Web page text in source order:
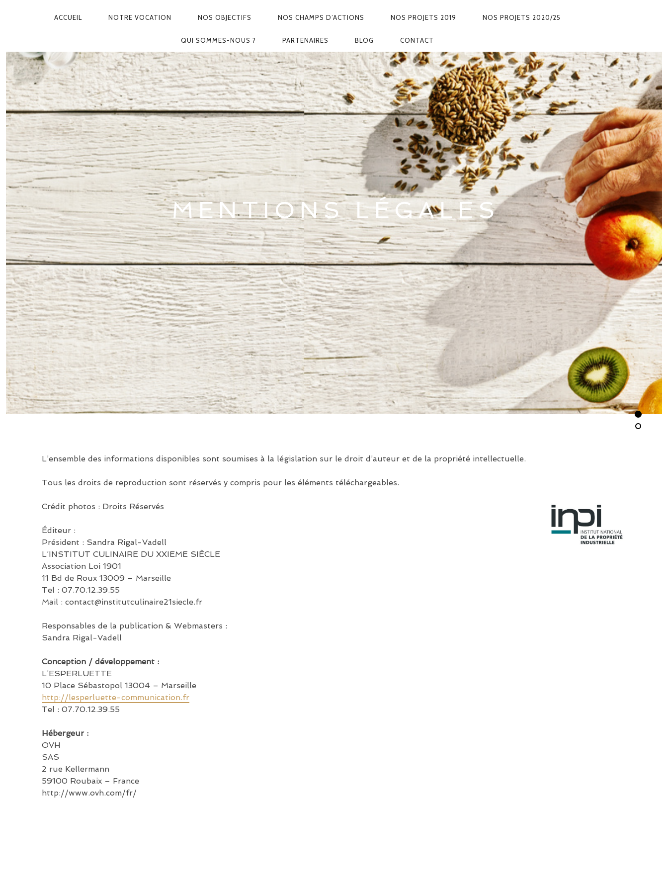
PRINCIPALE
ACCUEIL NOTRE VOCATION NOS OBJECTIFS NOS CHAMPS D’ACTIONS NOS PROJETS 2019 NOS PROJETS 2020/25
QUI SOMMES-NOUS ? PARTENAIRES BLOG CONTACT
MENTIONS LÉGALES
L’ensemble des informations disponibles sont soumises à la législation sur le droit d’auteur et de la propriété intellectuelle.
Tous les droits de reproduction sont réservés y compris pour les éléments téléchargeables.
Crédit photos : Droits Réservés
Éditeur :
Président : Sandra Rigal-Vadell
L’INSTITUT CULINAIRE DU XXIEME SIÈCLE
Association Loi 1901
11 Bd de Roux 13009 – Marseille
Tel : 07.70.12.39.55
Mail : contact@institutculinaire21siecle.fr
Responsables de la publication & Webmasters :
Sandra Rigal-Vadell
Conception / développement :
L’ESPERLUETTE
10 Place Sébastopol 13004 – Marseille
http://lesperluette-communication.fr
Tel : 07.70.12.39.55
Hébergeur :
OVH
SAS
2 rue Kellermann
59100 Roubaix – France
http://www.ovh.com/fr/